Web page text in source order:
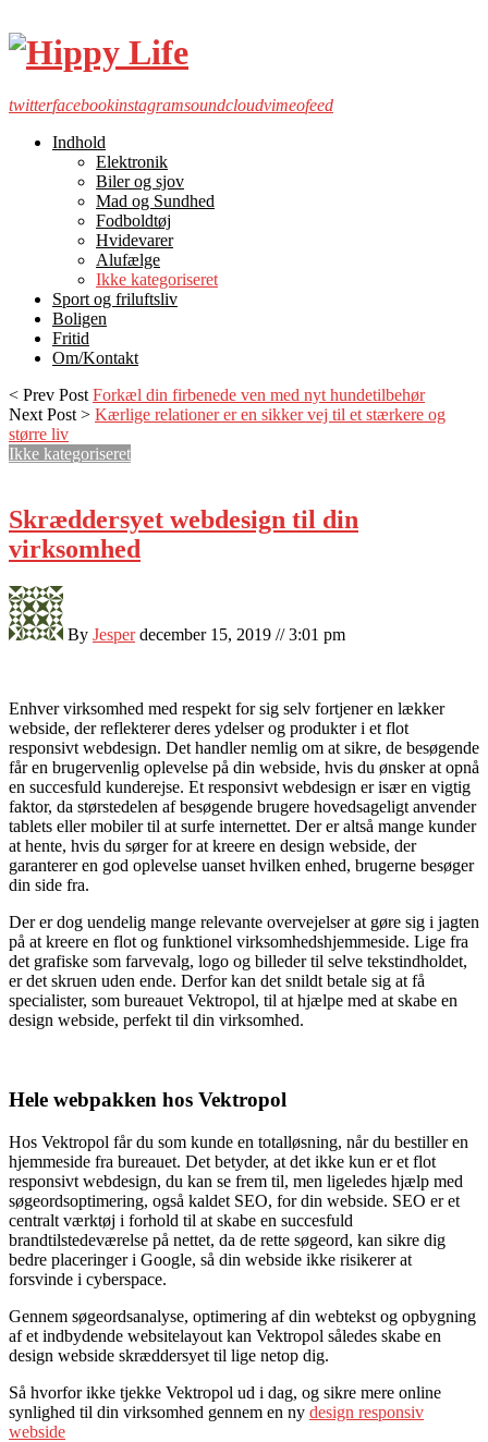
twitterfacebookinstagramsoundcloudvimeofeed
Indhold
Elektronik
Biler og sjov
Mad og Sundhed
Fodboldtøj
Hvidevarer
Alufælge
Ikke kategoriseret
Sport og friluftsliv
Boligen
Fritid
Om/Kontakt
< Prev Post Forkæl din firbenede ven med nyt hundetilbehør
Next Post > Kærlige relationer er en sikker vej til et stærkere og
større liv
Ikke kategoriseret
Skræddersyet webdesign til din
virksomhed
By Jesper december 15, 2019 // 3:01 pm
Enhver virksomhed med respekt for sig selv fortjener en lækker
webside, der reflekterer deres ydelser og produkter i et flot
responsivt webdesign. Det handler nemlig om at sikre, de besøgende
får en brugervenlig oplevelse på din webside, hvis du ønsker at opnå
en succesfuld kunderejse. Et responsivt webdesign er især en vigtig
faktor, da størstedelen af besøgende brugere hovedsageligt anvender
tablets eller mobiler til at surfe internettet. Der er altså mange kunder
at hente, hvis du sørger for at kreere en design webside, der
garanterer en god oplevelse uanset hvilken enhed, brugerne besøger
din side fra.
Der er dog uendelig mange relevante overvejelser at gøre sig i jagten
på at kreere en flot og funktionel virksomhedshjemmeside. Lige fra
det grafiske som farvevalg, logo og billeder til selve tekstindholdet,
er det skruen uden ende. Derfor kan det snildt betale sig at få
specialister, som bureauet Vektropol, til at hjælpe med at skabe en
design webside, perfekt til din virksomhed.
Hele webpakken hos Vektropol
Hos Vektropol får du som kunde en totalløsning, når du bestiller en
hjemmeside fra bureauet. Det betyder, at det ikke kun er et flot
responsivt webdesign, du kan se frem til, men ligeledes hjælp med
søgeordsoptimering, også kaldet SEO, for din webside. SEO er et
centralt værktøj i forhold til at skabe en succesfuld
brandtilstedeværelse på nettet, da de rette søgeord, kan sikre dig
bedre placeringer i Google, så din webside ikke risikerer at
forsvinde i cyberspace.
Gennem søgeordsanalyse, optimering af din webtekst og opbygning
af et indbydende websitelayout kan Vektropol således skabe en
design webside skræddersyet til lige netop dig.
Så hvorfor ikke tjekke Vektropol ud i dag, og sikre mere online
synlighed til din virksomhed gennem en ny design responsiv
webside